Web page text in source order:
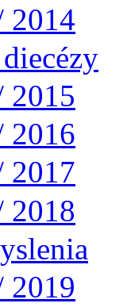
2014
2015
2016
2017
2018
2019